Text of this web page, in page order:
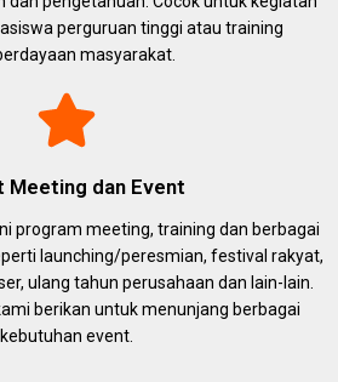
perguruan tinggi atau training
masyarakat.
Meeting dan Event
program meeting, training dan berbagai
launching/peresmian, festival rakyat,
ulang tahun perusahaan dan lain-lain.
berikan untuk menunjang berbagai
kebutuhan event.